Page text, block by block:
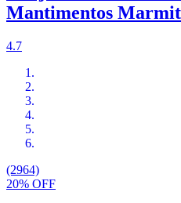
Mantimentos
4.7
(2964)
20% OFF